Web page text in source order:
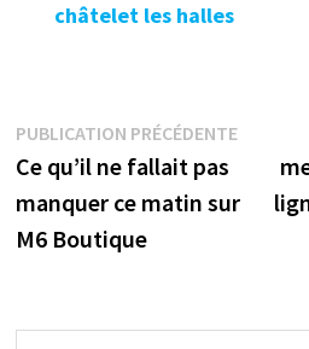
châtelet les halles
Navigation
de
l’article
PUBLICATION PRÉCÉDENTE
Ce qu’il ne fallait pas
manquer ce matin sur
M6 Boutique